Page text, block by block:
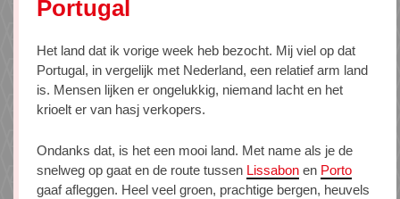
Portugal
Het land dat ik vorige week heb bezocht. Mij viel op dat
Portugal, in vergelijk met Nederland, een relatief arm land
is. Mensen lijken er ongelukkig, niemand lacht en het
krioelt er van hasj verkopers.
Ondanks dat, is het een mooi land. Met name als je de
snelweg op gaat en de route tussen Lissabon en Porto
gaaf afleggen. Heel veel groen, prachtige bergen, heuvels